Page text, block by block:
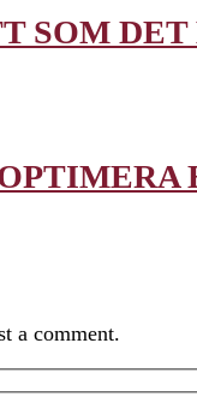
SOM
a comment.